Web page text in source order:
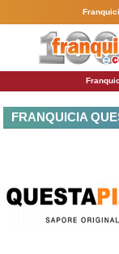
FRANQUICIA